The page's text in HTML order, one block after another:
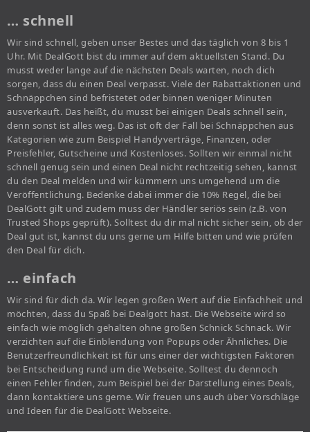
… schnell
Wir sind schnell, geben unser Bestes und das täglich von 8 bis 1
Uhr. Mit DealGott bist du immer auf dem aktuellsten Stand. Du
musst weder lange auf die nächsten Deals warten, noch dich
sorgen, dass du einen Deal verpasst. Viele der Rabattaktionen und
Schnäppchen sind befristetet oder binnen weniger Minuten
ausverkauft. Das heißt, du musst bei einigen Deals schnell sein,
denn sonst ist alles weg. Das ist oft der Fall bei Schnäppchen aus
Kategorien wie zum Beispiel Handyverträge, Finanzen, oder
Preisfehler, Gutscheine und Kostenloses. Sollten wir einmal nicht
schnell genug sein und einen Deal nicht rechtzeitig sehen, kannst
du den Deal melden und wir kümmern uns umgehend um die
Veröffentlichung. Bedenke dabei immer die 10% Regel, die bei
DealGott gilt und zudem muss der Händler seriös sein (z.B. von
Trusted Shops geprüft). Solltest du dir mal nicht sicher sein, ob der
Deal gut ist, kannst du uns gerne um Hilfe bitten und wie prüfen
den Deal für dich.
… einfach
Wir sind für dich da. Wir legen großen Wert auf die Einfachheit und
möchten, dass du Spaß bei Dealgott hast. Die Webseite wird so
einfach wie möglich gehalten ohne großen Schnick Schnack. Wir
verzichten auf die Einblendung von Popups oder Ähnliches. Die
Benutzerfreundlichkeit ist für uns einer der wichtigsten Faktoren
bei Entscheidung rund um die Webseite. Solltest du dennoch
einen Fehler finden, zum Beispiel bei der Darstellung eines Deals,
dann kontaktiere uns gerne. Wir freuen uns auch über Vorschläge
und Ideen für die DealGott Webseite.